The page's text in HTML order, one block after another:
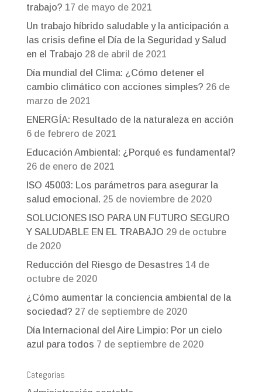
trabajo? 17 de mayo de 2021
Un trabajo híbrido saludable y la anticipación a
las crisis define el Día de la Seguridad y Salud
en el Trabajo 28 de abril de 2021
Día mundial del Clima: ¿Cómo detener el
cambio climático con acciones simples? 26 de
marzo de 2021
ENERGÍA: Resultado de la naturaleza en acción
6 de febrero de 2021
Educación Ambiental: ¿Porqué es fundamental?
26 de enero de 2021
ISO 45003: Los parámetros para asegurar la
salud emocional. 25 de noviembre de 2020
SOLUCIONES ISO PARA UN FUTURO SEGURO
Y SALUDABLE EN EL TRABAJO 29 de octubre
de 2020
Reducción del Riesgo de Desastres 14 de
octubre de 2020
¿Cómo aumentar la conciencia ambiental de la
sociedad? 27 de septiembre de 2020
Día Internacional del Aire Limpio: Por un cielo
azul para todos 7 de septiembre de 2020
Categorías